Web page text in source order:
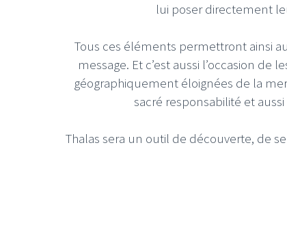
lui poser directement
Tous ces éléments permettront ainsi
message. Et c’est aussi l’occasion
géographiquement éloignées de la
sacré responsabilité et
Thalas sera un outil de découverte, de